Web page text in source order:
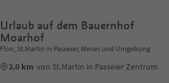
Urlaub auf dem Bauernhof
Moarhof
Flon, St.Martin in Passeier, Meran und Umgebung
2.0 km von St.Martin in Passeier Zentrum